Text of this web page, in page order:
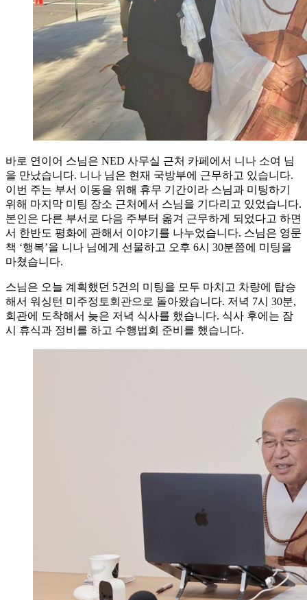
바로 연이어 스님은 NED 사무실 근처 카페에서 니나 소여 님
을 만났습니다. 니나 님은 현재 국방부에 근무하고 있습니다.
이번 주는 부서 이동을 위해 휴무 기간이라 스님과 미팅하기
위해 마지막 미팅 장소 근처에서 스님을 기다리고 있었습니다.
본인은 다른 부서로 다음 주부터 옮겨 근무하게 되었다고 하면
서 한반도 평화에 관해서 이야기를 나누었습니다. 스님은 영문
책 ‘행복’을 니나 님에게 선물하고 오후 6시 30분쯤에 미팅을
마쳤습니다.
스님은 오늘 계획했던 5건의 미팅을 모두 마치고 차량에 탑승
해서 워싱턴 미주정토회관으로 돌아왔습니다. 저녁 7시 30분,
회관에 도착해서 늦은 저녁 식사를 했습니다. 식사 후에는 잠
시 휴식과 정비를 하고 수행법회 준비를 했습니다.